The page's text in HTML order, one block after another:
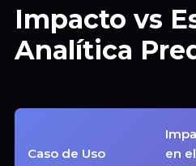
Impacto vs
Analítica
Caso de Uso
en el